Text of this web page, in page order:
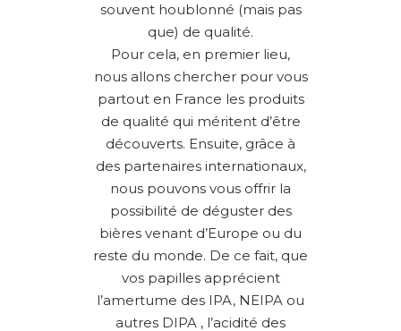
souvent houblonné (mais pas
que) de qualité.
Pour cela, en premier lieu,
nous allons chercher pour vous
partout en France les produits
de qualité qui méritent d’être
découverts. Ensuite, grâce à
des partenaires internationaux,
nous pouvons vous offrir la
possibilité de déguster des
bières venant d’Europe ou du
reste du monde. De ce fait, que
vos papilles apprécient
l’amertume des IPA, NEIPA ou
autres DIPA , l’acidité des